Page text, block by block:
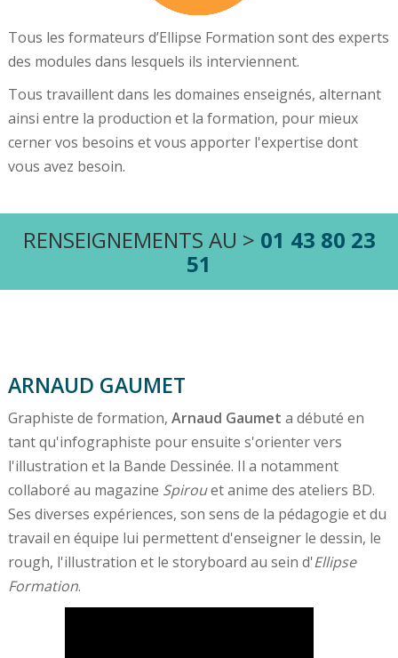
Tous les formateurs d’Ellipse Formation sont des experts
des modules dans lesquels ils interviennent.
Tous travaillent dans les domaines enseignés, alternant
ainsi entre la production et la formation, pour mieux
cerner vos besoins et vous apporter l'expertise dont
vous avez besoin.
RENSEIGNEMENTS AU > 01 43 80 23
51
ARNAUD GAUMET
Graphiste de formation, Arnaud Gaumet a débuté en
tant qu'infographiste pour ensuite s'orienter vers
l'illustration et la Bande Dessinée. Il a notamment
collaboré au magazine Spirouet anime des ateliers BD.
Ses diverses expériences, son sens de la pédagogie et du
travail en équipe lui permettent d'enseigner le dessin, le
rough, l'illustration et le storyboard au sein d'Ellipse
Formation.